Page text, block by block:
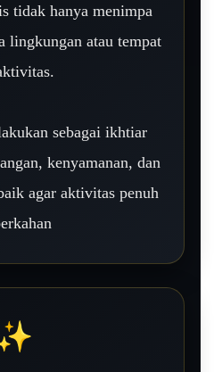
tidak hanya menimpa
lingkungan atau tempat
sebagai ikhtiar
kenyamanan, dan
agar aktivitas penuh